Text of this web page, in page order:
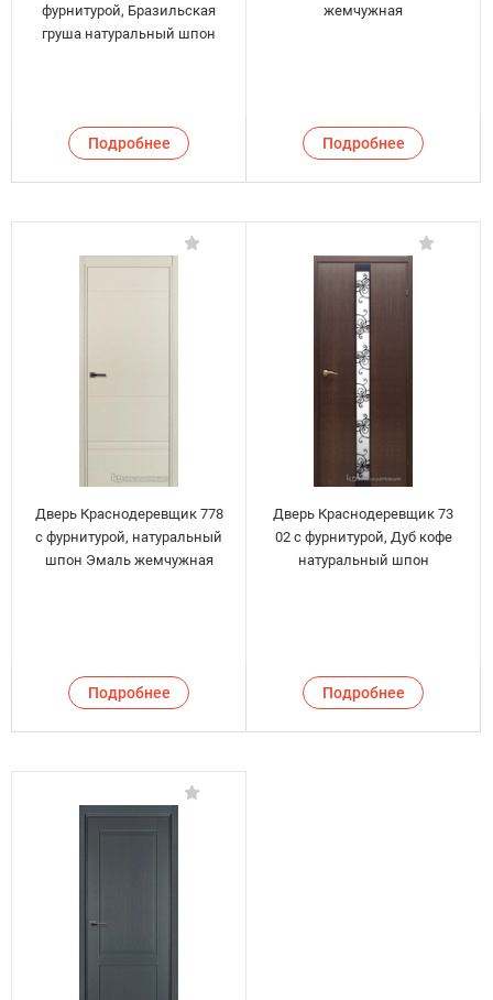
фурнитурой, Бразильская
груша натуральный шпон
Подробнее
жемчужная
Подробнее
Дверь Краснодеревщик 778
с фурнитурой, натуральный
шпон Эмаль жемчужная
Подробнее
Дверь Краснодеревщик 73
02 с фурнитурой, Дуб кофе
натуральный шпон
Подробнее